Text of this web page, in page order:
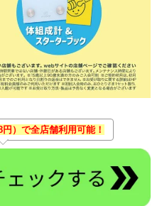
）で全店舗利用可能！